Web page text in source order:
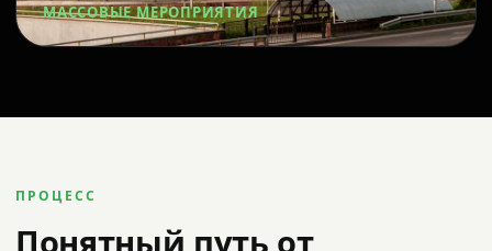
МАССОВЫЕ МЕРОПРИЯТИЯ
ПРОЦЕСС
Понятный путь от